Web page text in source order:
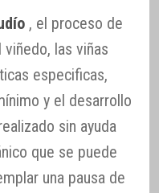
, el proceso de
las viñas
especificas,
y el desarrollo
sin ayuda
que se puede
una pausa de